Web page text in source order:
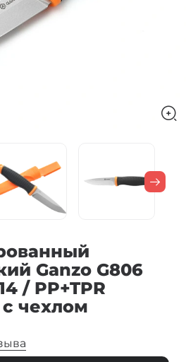
Ganzo G806
/ PP+TPR
чехлом